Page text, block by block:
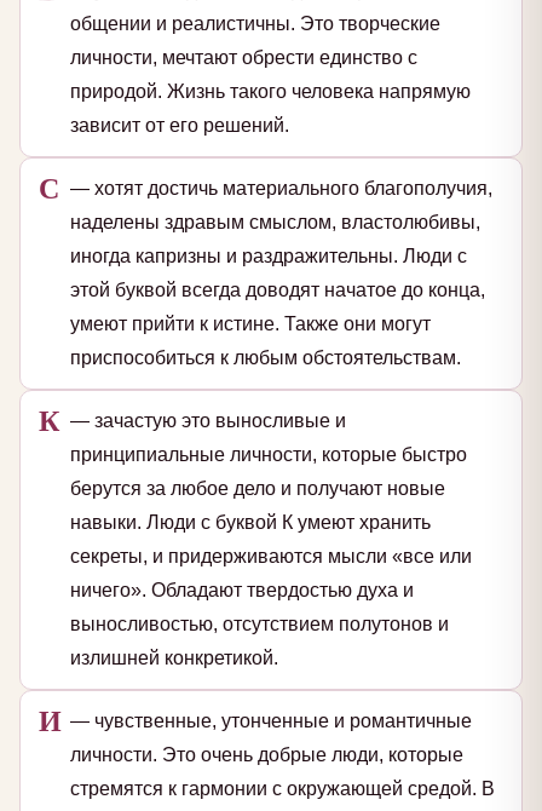
общении и реалистичны. Это творческие
личности, мечтают обрести единство с
природой. Жизнь такого человека напрямую
зависит от его решений.
С — хотят достичь материального благополучия,
наделены здравым смыслом, властолюбивы,
иногда капризны и раздражительны. Люди с
этой буквой всегда доводят начатое до конца,
умеют прийти к истине. Также они могут
приспособиться к любым обстоятельствам.
К — зачастую это выносливые и
принципиальные личности, которые быстро
берутся за любое дело и получают новые
навыки. Люди с буквой К умеют хранить
секреты, и придерживаются мысли «все или
ничего». Обладают твердостью духа и
выносливостью, отсутствием полутонов и
излишней конкретикой.
И — чувственные, утонченные и романтичные
личности. Это очень добрые люди, которые
стремятся к гармонии с окружающей средой. В